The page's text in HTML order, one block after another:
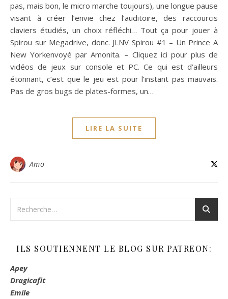
pas, mais bon, le micro marche toujours), une longue pause
visant à créer l’envie chez l’auditoire, des raccourcis
claviers étudiés, un choix réfléchi… Tout ça pour jouer à
Spirou sur Megadrive, donc. JLNV Spirou #1 – Un Prince A
New Yorkenvoyé par Amonita. – Cliquez ici pour plus de
vidéos de jeux sur console et PC. Ce qui est d’ailleurs
étonnant, c’est que le jeu est pour l’instant pas mauvais.
Pas de gros bugs de plates-formes, un…
LIRE LA SUITE
Amo
ILS SOUTIENNENT LE BLOG SUR PATREON:
Apey
Dragicafit
Emile